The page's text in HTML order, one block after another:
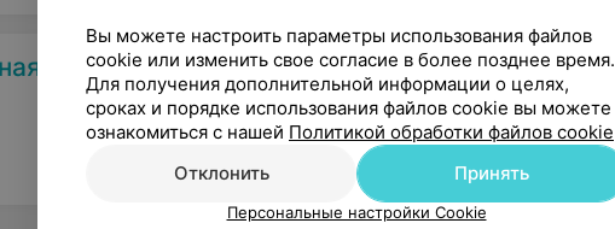
больница
Вы можете настроить параметры использования файлов
cookie или изменить свое согласие в более позднее время.
Для получения дополнительной информации о целях,
сроках и порядке использования файлов cookie вы можете
ознакомиться с нашей Политикой обработки файлов cookie
Отклонить
Принять
Персональные настройки Cookie